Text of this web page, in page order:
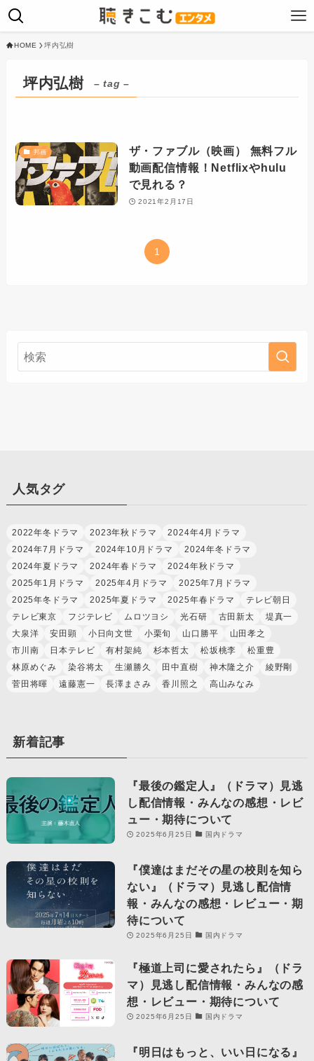
HOME 坪内弘樹
坪内弘樹 – tag –
邦画
ザ・ファブル（映画） 無料フル
動画配信情報！Netflixやhulu
で見れる？
2021年2月17日
1
人気タグ
2022年冬ドラマ 2023年秋ドラマ
2024年4月ドラマ
2024年7月ドラマ
2024年10月ドラマ
2024年冬ドラマ
2024年夏ドラマ
2024年春ドラマ
2024年秋ドラマ
2025年1月ドラマ
2025年4月ドラマ
2025年7月ドラマ
2025年冬ドラマ
2025年夏ドラマ 2025年春ドラマ
テレビ朝日
テレビ東京
フジテレビ ムロツヨシ 光石研 古田新太
堤真一
大泉洋
安田顕 小日向文世 小栗旬 山口勝平
山田孝之
市川南
日本テレビ 有村架純 杉本哲太 松坂桃李
松重豊
林原めぐみ
染谷将太 生瀬勝久 田中直樹 神木隆之介
綾野剛
菅田将暉
遠藤憲一 長澤まさみ 香川照之 高山みなみ
新着記事
『最後の鑑定人』（ドラマ）見逃
し配信情報・みんなの感想・レビ
ュー・期待について
2025年6月25日 国内ドラマ
『僕達はまだその星の校則を知ら
ない』（ドラマ）見逃し配信情
報・みんなの感想・レビュー・期
待について
2025年6月25日 国内ドラマ
『極道上司に愛されたら』（ドラ
マ）見逃し配信情報・みんなの感
想・レビュー・期待について
2025年6月25日 国内ドラマ
『明日はもっと、いい日になる』